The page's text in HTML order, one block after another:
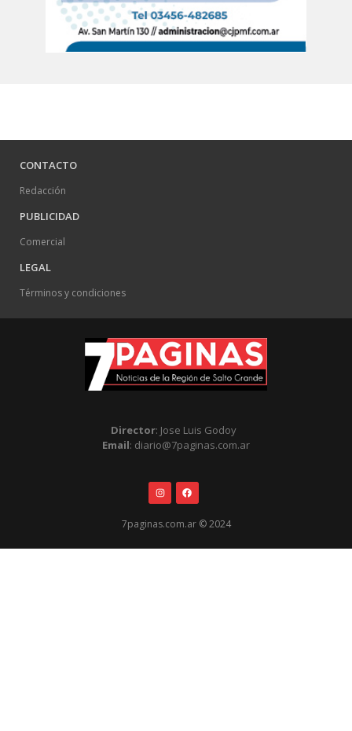
CONTACTO
Redacción
PUBLICIDAD
Comercial
LEGAL
Términos y condiciones
Director: Jose Luis Godoy
Email: diario@7paginas.com.ar
7paginas.com.ar © 2024